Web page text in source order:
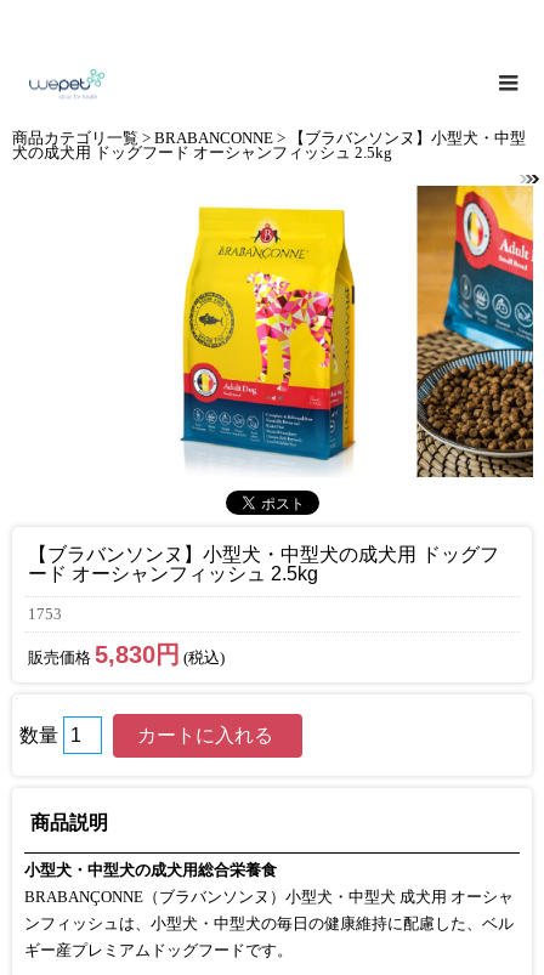
商品カテゴリ一覧 > BRABANCONNE > 【ブラバンソンヌ】小型犬・中型
犬の成犬用 ドッグフード オーシャンフィッシュ 2.5kg
【ブラバンソンヌ】小型犬・中型犬の成犬用 ドッグフ
ード オーシャンフィッシュ 2.5kg
1753
販売価格 5,830円 (税込)
数量
商品説明
小型犬・中型犬の成犬用総合栄養食
BRABANÇONNE（ブラバンソンヌ）小型犬・中型犬 成犬用 オーシャ
ンフィッシュは、小型犬・中型犬の毎日の健康維持に配慮した、ベル
ギー産プレミアムドッグフードです。